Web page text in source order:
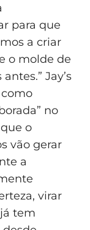
para que
a criar
o molde de
Jay’s
no
o
vão gerar
a
virar
tem